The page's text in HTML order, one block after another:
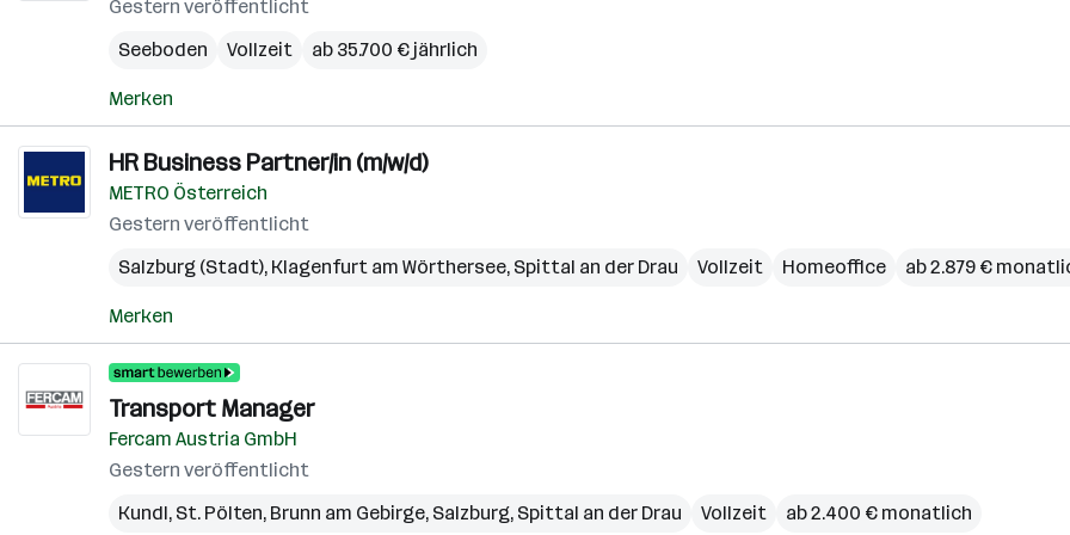
Gestern veröffentlicht
Seeboden
Vollzeit ab 35.700 € jährlich
Merken
HR Business Partner/in (m/w/d)
METRO Österreich
Gestern veröffentlicht
Salzburg (Stadt), Klagenfurt am Wörthersee, Spittal an der Drau Vollzeit Homeoffice ab 2.879 €
Merken
Transport Manager
Fercam Austria GmbH
Gestern veröffentlicht
Kundl, St. Pölten, Brunn am Gebirge, Salzburg, Spittal an der Drau Vollzeit ab 2.400 € monatlich